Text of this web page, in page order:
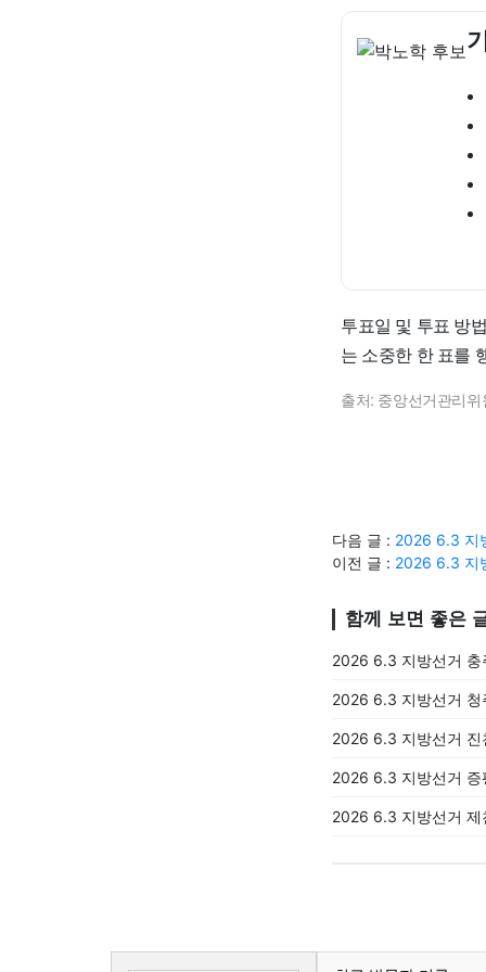
투표일 및 투표 방
는 소중한 한 표를
출처: 중앙선거관리
다음 글 : 2026 6.3 지
이전 글 : 2026 6.3 지
함께 보면 좋은
2026 6.3 지방선거 충
2026 6.3 지방선거 청
2026 6.3 지방선거 진
2026 6.3 지방선거 증
2026 6.3 지방선거 제